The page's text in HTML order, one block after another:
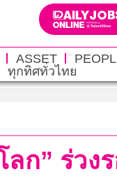
ASSET
ทุกทิศทั่วไทย
ก” ร่ว